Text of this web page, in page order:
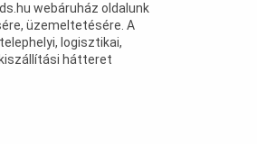
webáruház oldalunk
üzemeltetésére. A
logisztikai,
hátteret